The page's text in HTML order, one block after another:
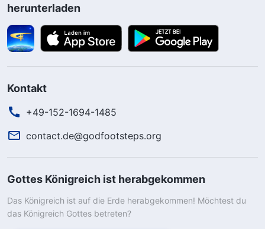
herunterladen
Kontakt
+49-152-1694-1485
contact.de@godfootsteps.org
Gottes Königreich ist herabgekommen
Das Königreich ist auf die Erde herabgekommen! Möchtest du
das Königreich Gottes betreten?